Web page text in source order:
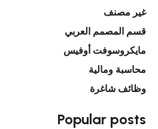
غير مصنف
قسم المصمم العربي
مايكروسوفت أوفيس
محاسبة ومالية
وظائف شاغرة
Popular posts